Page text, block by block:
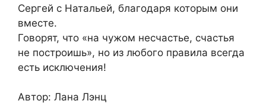
Сергей с Натальей, благодаря которым они
вместе.
Говорят, что «на чужом несчастье, счастья
не построишь», но из любого правила всегда
есть исключения!
Автор: Лана Лэнц